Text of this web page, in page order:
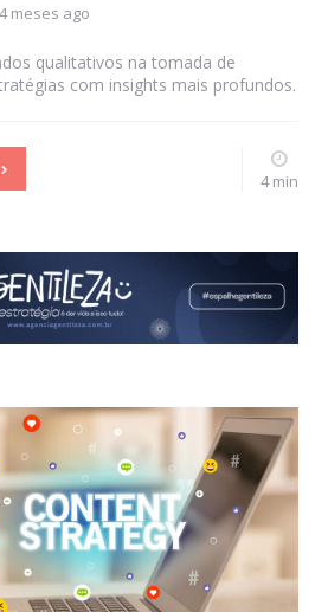
4 meses ago
qualitativos na tomada de
com insights mais profundos.
4 min